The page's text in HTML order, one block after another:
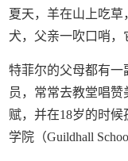
夏天，羊在山上吃
犬，父亲一吹口哨，
特菲尔的父母都有
员，常常去教堂唱
赋，并在18岁的时
学院（Guildhall